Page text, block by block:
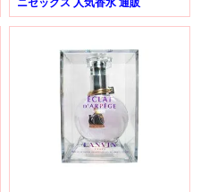
ニセックス 人気香水 通販